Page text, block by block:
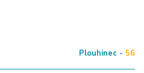
Plouhinec - 56